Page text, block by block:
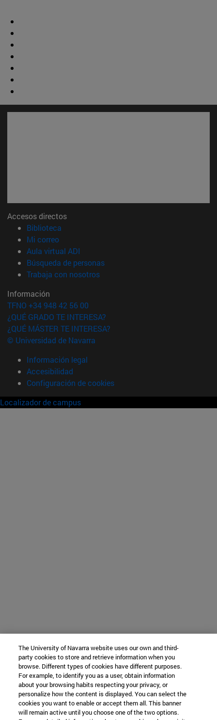
Accesos directos
Biblioteca
Mi correo(abre en nueva ventana)
Aula virtual ADI
Búsqueda de personas(abre en nueva ventana)
Trabaja con nosotros(abre en nueva ventana)
Información
TFNO +34 948 42 56 00
¿QUÉ GRADO TE INTERESA?
¿QUÉ MÁSTER TE INTERESA?
© Universidad de Navarra
Información legal
Accesibilidad
Configuración de cookies
Localizador de campus
The University of Navarra website uses our own and third-
party cookies to store and retrieve information when you
browse. Different types of cookies have different purposes.
For example, to identify you as a user, obtain information
about your browsing habits respecting your privacy, or
personalize how the content is displayed. You can select the
cookies you want to enable or accept them all. This banner
will remain active until you choose one of the two options.